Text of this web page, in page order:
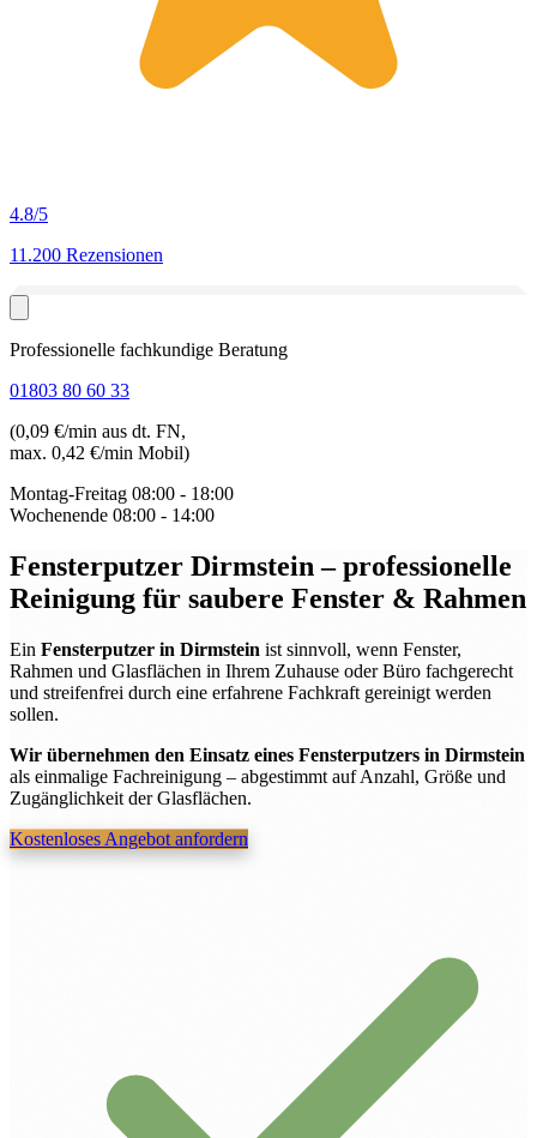
4.8/5
11.200 Rezensionen
Professionelle fachkundige Beratung
01803 80 60 33
(0,09 €/min aus dt. FN,
max. 0,42 €/min Mobil)
Montag-Freitag 08:00 - 18:00
Wochenende 08:00 - 14:00
Fensterputzer Dirmstein– professionelle
Reinigung für saubere Fenster & Rahmen
Ein Fensterputzer in Dirmstein ist sinnvoll, wenn Fenster,
Rahmen und Glasflächen in Ihrem Zuhause oder Büro fachgerecht
und streifenfrei durch eine erfahrene Fachkraft gereinigt werden
sollen.
Wir übernehmen den Einsatz eines Fensterputzers in Dirmstein
als einmalige Fachreinigung – abgestimmt auf Anzahl, Größe und
Zugänglichkeit der Glasflächen.
Kostenloses Angebot anfordern